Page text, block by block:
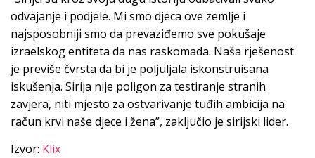
odvajanje i podjele. Mi smo djeca ove zemlje i
najsposobniji smo da prevaziđemo sve pokušaje
izraelskog entiteta da nas raskomada. Naša rješenost
je previše čvrsta da bi je poljuljala iskonstruisana
iskušenja. Sirija nije poligon za testiranje stranih
zavjera, niti mjesto za ostvarivanje tuđih ambicija na
račun krvi naše djece i žena”, zaključio je sirijski lider.
Izvor: Klix